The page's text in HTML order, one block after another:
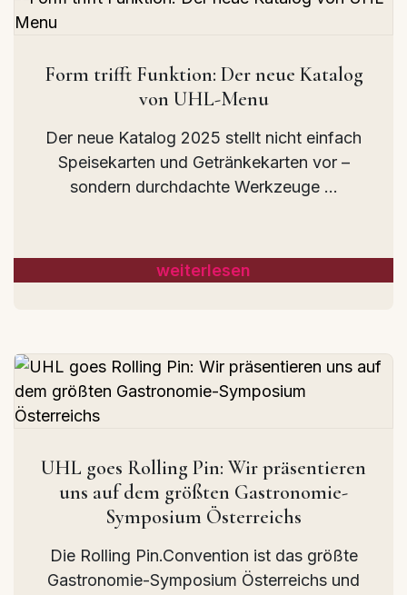
Form trifft Funktion: Der neue Katalog
von UHL-Menu
Der neue Katalog 2025 stellt nicht einfach
Speisekarten und Getränkekarten vor –
sondern durchdachte Werkzeuge ...
weiterlesen
UHL goes Rolling Pin: Wir präsentieren
uns auf dem größten Gastronomie-
Symposium Österreichs
Die Rolling Pin.Convention ist das größte
Gastronomie-Symposium Österreichs und